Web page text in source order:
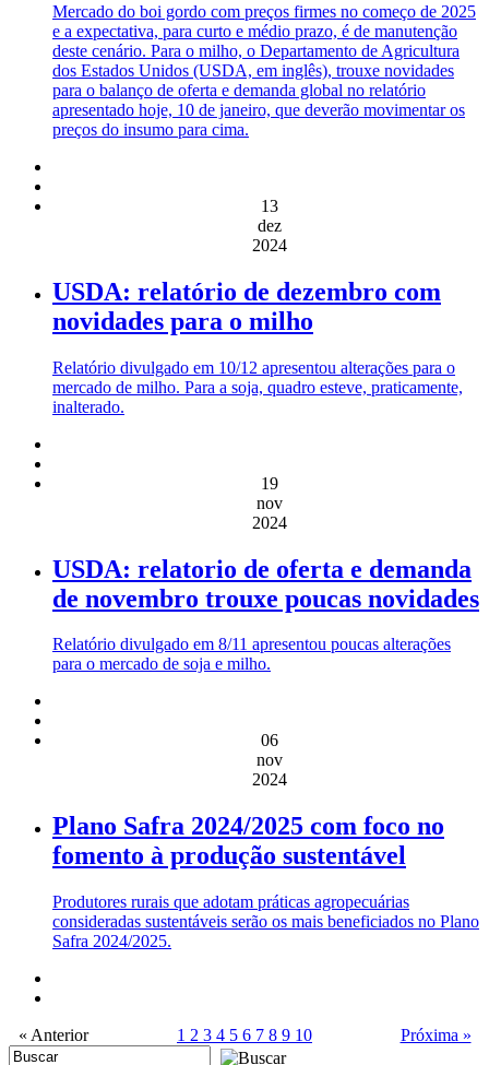
Mercado do boi gordo com preços firmes no começo de 2025
e a expectativa, para curto e médio prazo, é de manutenção
deste cenário. Para o milho, o Departamento de Agricultura
dos Estados Unidos (USDA, em inglês), trouxe novidades
para o balanço de oferta e demanda global no relatório
apresentado hoje, 10 de janeiro, que deverão movimentar os
preços do insumo para cima.
13
dez
2024
USDA: relatório de dezembro com
novidades para o milho
Relatório divulgado em 10/12 apresentou alterações para o
mercado de milho. Para a soja, quadro esteve, praticamente,
inalterado.
19
nov
2024
USDA: relatorio de oferta e demanda
de novembro trouxe poucas novidades
Relatório divulgado em 8/11 apresentou poucas alterações
para o mercado de soja e milho.
06
nov
2024
Plano Safra 2024/2025 com foco no
fomento à produção sustentável
Produtores rurais que adotam práticas agropecuárias
consideradas sustentáveis serão os mais beneficiados no Plano
Safra 2024/2025.
« Anterior 1 2 3 4 5 6 7 8 9 10 Próxima »